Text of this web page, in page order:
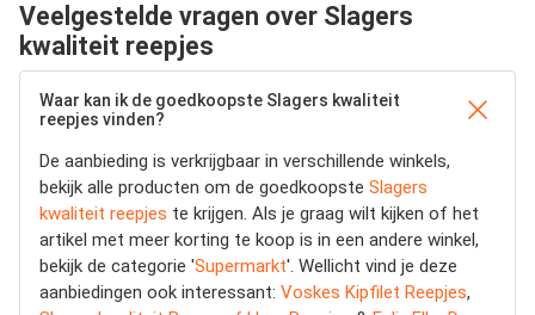
Veelgestelde vragen over Slagers
kwaliteit reepjes
Waar kan ik de goedkoopste Slagers kwaliteit
reepjes vinden?
De aanbieding is verkrijgbaar in verschillende winkels,
bekijk alle producten om de goedkoopste Slagers
kwaliteit reepjes te krijgen. Als je graag wilt kijken of het
artikel met meer korting te koop is in een andere winkel,
bekijk de categorie 'Supermarkt'. Wellicht vind je deze
aanbiedingen ook interessant: Voskes Kipfilet Reepjes,